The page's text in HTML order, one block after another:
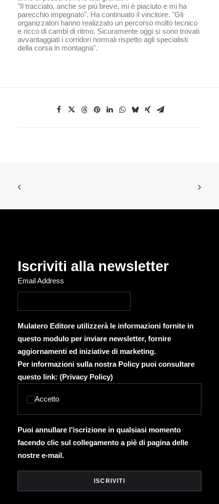
"Il tracciato, anche se più breve, mi è piaciuto e mi ha
parecchio impegnato". Ha continuato il vincitore. "Gli
organizzatori hanno realizzato un percorso molto tecnico
e ricco di cambi di ritmo. Sicuramente oggi si sono trovati
avvantaggiati i corridori normali rispetto agli specialisti
della corsa in montagna".
Iscriviti alla newsletter
Email Address
Mulatero Editore utilizzerà le informazioni fornite in
questo modulo per inviare newsletter, fornire
aggiornamenti ed iniziative di marketing.
Per informazioni sulla nostra Policy puoi consultare
questo link: (Privacy Policy)
Accetto
Puoi annullare l’iscrizione in qualsiasi momento
facendo clic sul collegamento a piè di pagina delle
nostre e-mail.